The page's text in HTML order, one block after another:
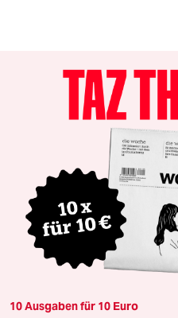
10 Ausgaben für 10 Euro